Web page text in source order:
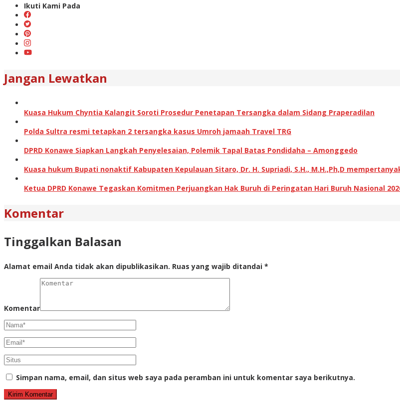
Ikuti Kami Pada
Jangan Lewatkan
Kuasa Hukum Chyntia Kalangit Soroti Prosedur Penetapan Tersangka dalam Sidang Praperadilan
Polda Sultra resmi tetapkan 2 tersangka kasus Umroh jamaah Travel TRG
DPRD Konawe Siapkan Langkah Penyelesaian, Polemik Tapal Batas Pondidaha – Amonggedo
Kuasa hukum Bupati nonaktif Kabupaten Kepulauan Sitaro, Dr. H. Supriadi, S.H., M.H.,Ph,D
Ketua DPRD Konawe Tegaskan Komitmen Perjuangkan Hak Buruh di Peringatan Hari Buruh Nasional
Komentar
Tinggalkan Balasan
Alamat email Anda tidak akan dipublikasikan. Ruas yang wajib ditandai *
Komentar
Simpan nama, email, dan situs web saya pada peramban ini untuk komentar saya berikutnya.